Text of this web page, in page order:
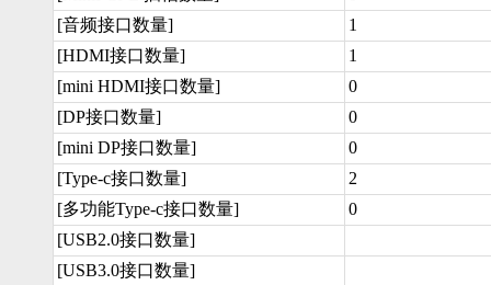
[音频接口数量]
1
[HDMI接口数量]
1
[mini HDMI接口数量]
0
[DP接口数量]
0
[mini DP接口数量]
0
[Type-c接口数量]
2
[多功能Type-c接口数量]
0
[USB2.0接口数量]
[USB3.0接口数量]